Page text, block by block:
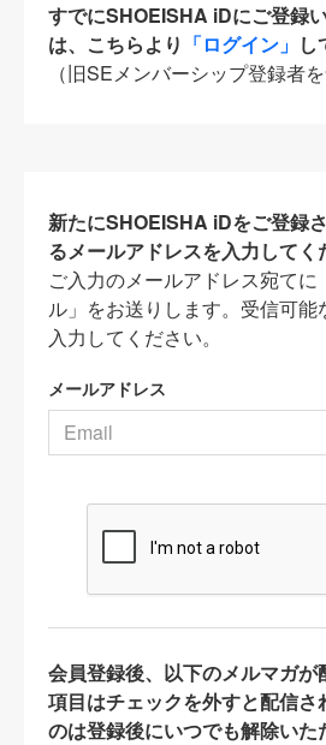
すでにSHOEISHA iDにご登録
は、こちらより 「ログイン」 し
（旧SEメンバーシップ登録者を
新たにSHOEISHA iDをご登録
るメールアドレスを入力してく
ご入力のメールアドレス宛てに
ル」をお送りします。受信可能
入力してください。
メールアドレス
会員登録後、以下のメルマガ
項目はチェックを外すと配信さ
のは登録後にいつでも解除いた